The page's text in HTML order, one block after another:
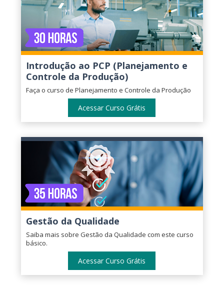
Introdução ao PCP (Planejamento e
Controle da Produção)
Faça o curso de Planejamento e Controle da Produção
Acessar Curso Grátis
Gestão da Qualidade
Saiba mais sobre Gestão da Qualidade com este curso
básico.
Acessar Curso Grátis